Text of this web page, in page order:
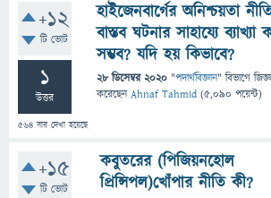
+12
টি ভোট
1
উত্তর
564 বার দেখা হয়েছে
হাইজেনবার্গের অনিশ্চয়তা
বাস্তব ঘটনার সাহায্যে ব্যাখ্যা
সম্ভব? যদি হয় কিভাবে?
28 ডিসেম্বর 2020 "পদার্থবিজ্ঞান" বিভাগে
করেছেনAhnaf Tahmid (5,090 পয়েন্ট)
+15
টি ভোট
কবুতরের (পিজিয়নহোল
প্রিন্সিপল)খোঁপার নীতি কী?